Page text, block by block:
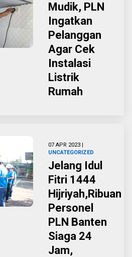
Mudik, PLN
Ingatkan
Pelanggan
Agar Cek
Instalasi
Listrik
Rumah
07 APR 2023 |
UNCATEGORIZED
Jelang Idul
Fitri 1444
Hijriyah,Ribuan
Personel
PLN Banten
Siaga 24
Jam,